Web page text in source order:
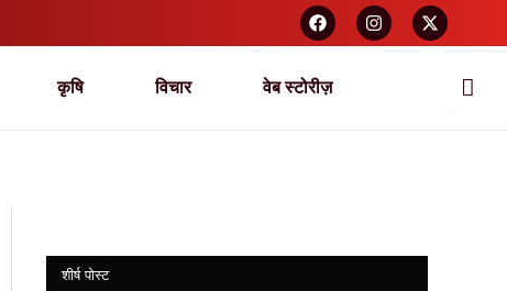
कृषि विचार वेब स्टोरीज़
शीर्ष पोस्ट